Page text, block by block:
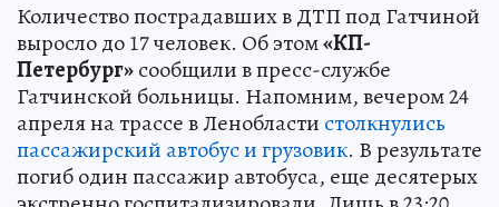
Количество пострадавших в ДТП под Гатчиной
выросло до 17 человек. Об этом«КП-
Петербург»сообщили в пресс-службе
Гатчинской больницы. Напомним, вечером 24
апреля на трассе в Ленобласти столкнулись
пассажирский автобус и грузовик. В результате
погиб один пассажир автобуса, еще десятерых